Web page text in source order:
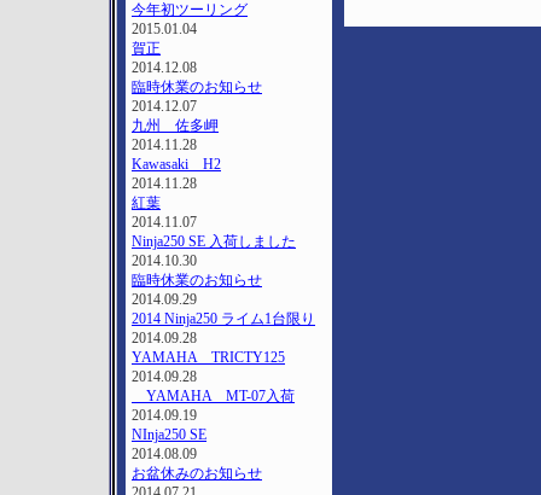
今年初ツーリング
2015.01.04
賀正
2014.12.08
臨時休業のお知らせ
2014.12.07
九州 佐多岬
2014.11.28
Kawasaki H2
2014.11.28
紅葉
2014.11.07
Ninja250 SE 入荷しました
2014.10.30
臨時休業のお知らせ
2014.09.29
2014 Ninja250 ライム1台限り
2014.09.28
YAMAHA TRICTY125
2014.09.28
YAMAHA MT-07入荷
2014.09.19
NInja250 SE
2014.08.09
お盆休みのお知らせ